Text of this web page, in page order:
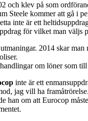
och klev på som
Steele kommer att gå i
inte är ett
för vilket man väljs
2014 skar
om löner som
inte är ett
jag vill ha framåtrörelse.
han om att Eurocop